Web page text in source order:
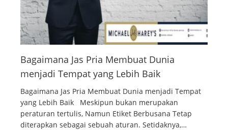
Bagaimana Jas Pria Membuat Dunia
menjadi Tempat yang Lebih Baik
Bagaimana Jas Pria Membuat Dunia menjadi Tempat
yang Lebih Baik Meskipun bukan merupakan
peraturan tertulis, Namun Etiket Berbusana Tetap
diterapkan sebagai sebuah aturan. Setidaknya,…